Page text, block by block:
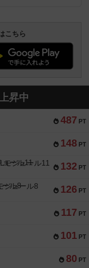
こちら
昇中
487 PT
148 PT
132 PT
モジュール11
126 PT
ジュール8
117 PT
101 PT
80 PT